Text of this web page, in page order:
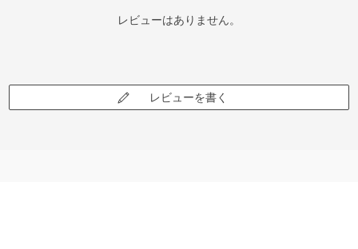
レビューはありません。
レビューを書く